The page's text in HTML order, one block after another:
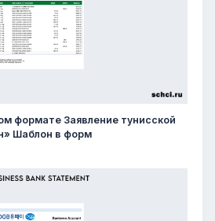
формате Заявление тунисской
Шаблон в форм